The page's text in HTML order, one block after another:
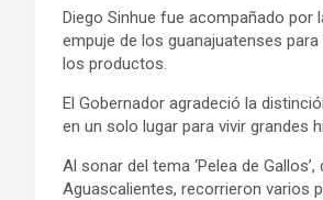
Diego Sinhue fue acompañado por
empuje de los guanajuatenses
los productos.
El Gobernador agradeció la
en un solo lugar para vivir grandes
Al sonar del tema ‘Pelea de
Aguascalientes, recorrieron varios